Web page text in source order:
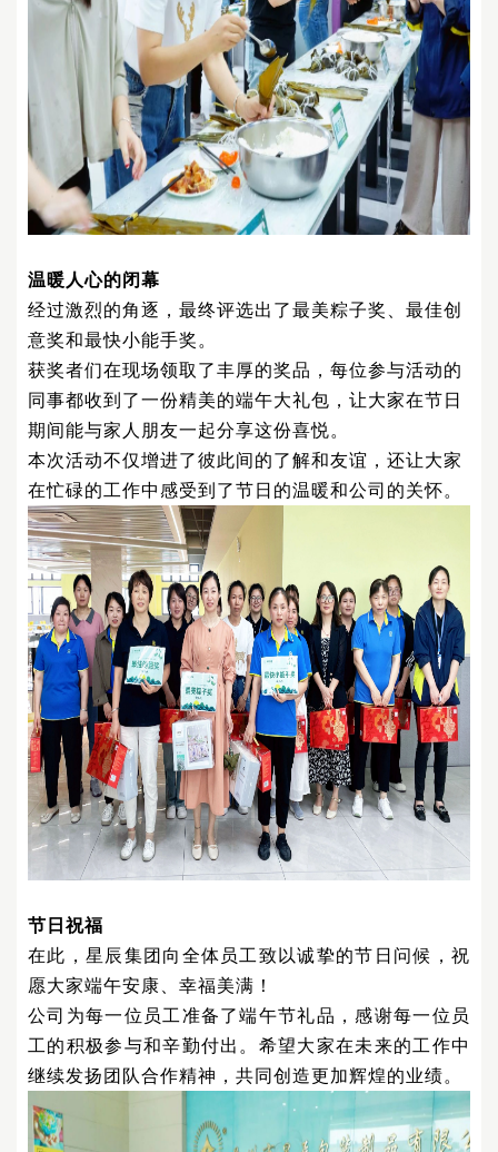
温暖人心的闭幕
经过激烈的角逐，最终评选出了最美粽子奖、最佳创
意奖和最快小能手奖。
获奖者们在现场领取了丰厚的奖品，每位参与活动的
同事都收到了一份精美的端午大礼包，让大家在节日
期间能与家人朋友一起分享这份喜悦。
本次活动不仅增进了彼此间的了解和友谊，还让大家
在忙碌的工作中感受到了节日的温暖和公司的关怀。
节日祝福
在此，星辰集团向全体员工致以诚挚的节日问候，祝
愿大家端午安康、幸福美满！
公司为每一位员工准备了端午节礼品，感谢每一位员
工的积极参与和辛勤付出。希望大家在未来的工作中
继续发扬团队合作精神，共同创造更加辉煌的业绩。